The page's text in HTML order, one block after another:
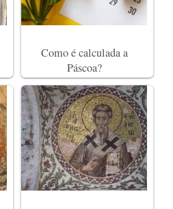
Como é calculada a
Páscoa?